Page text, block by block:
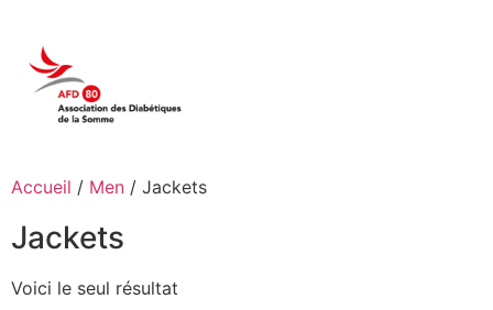
Accueil / Men / Jackets
Jackets
Voici le seul résultat